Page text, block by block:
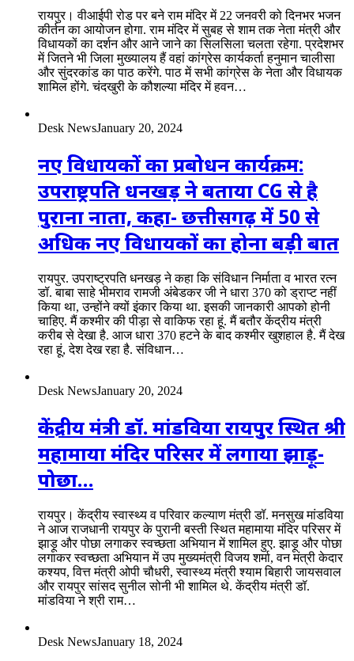
रायपुर। वीआईपी रोड पर बने राम मंदिर में 22 जनवरी को दिनभर भजन
कीर्तन का आयोजन होगा. राम मंदिर में सुबह से शाम तक नेता मंत्री और
विधायकों का दर्शन और आने जाने का सिलसिला चलता रहेगा. प्रदेशभर
में जितने भी जिला मुख्यालय हैं वहां कांग्रेस कार्यकर्ता हनुमान चालीसा
और सुंदरकांड का पाठ करेंगे. पाठ में सभी कांग्रेस के नेता और विधायक
शामिल होंगे. चंदखुरी के कौशल्या मंदिर में हवन…
Desk NewsJanuary 20, 2024
नए विधायकों का प्रबोधन कार्यक्रम:
उपराष्ट्रपति धनखड़ ने बताया CG से है
पुराना नाता, कहा- छत्तीसगढ़ में 50 से
अधिक नए विधायकों का होना बड़ी बात
रायपुर. उपराष्ट्रपति धनखड़ ने कहा कि संविधान निर्माता व भारत रत्न
डॉ. बाबा साहे भीमराव रामजी अंबेडकर जी ने धारा 370 को ड्राप्ट नहीं
किया था, उन्होंने क्यों इंकार किया था. इसकी जानकारी आपको होनी
चाहिए. मैं कश्मीर की पीड़ा से वाकिफ रहा हूं. मैं बतौर केंद्रीय मंत्री
करीब से देखा है. आज धारा 370 हटने के बाद कश्मीर खुशहाल है. मैं देख
रहा हूं, देश देख रहा है. संविधान…
Desk NewsJanuary 20, 2024
केंद्रीय मंत्री डॉ. मांडविया रायपुर स्थित श्री
महामाया मंदिर परिसर में लगाया झाड़ू-
पोछा…
रायपुर। केंद्रीय स्वास्थ्य व परिवार कल्याण मंत्री डॉ. मनसुख मांडविया
ने आज राजधानी रायपुर के पुरानी बस्ती स्थित महामाया मंदिर परिसर में
झाड़ू और पोछा लगाकर स्वच्छता अभियान में शामिल हुए. झाड़ू और पोछा
लगाकर स्वच्छता अभियान में उप मुख्यमंत्री विजय शर्मा, वन मंत्री केदार
कश्यप, वित्त मंत्री ओपी चौधरी, स्वास्थ्य मंत्री श्याम बिहारी जायसवाल
और रायपुर सांसद सुनील सोनी भी शामिल थे. केंद्रीय मंत्री डॉ.
मांडविया ने श्री राम…
Desk NewsJanuary 18, 2024